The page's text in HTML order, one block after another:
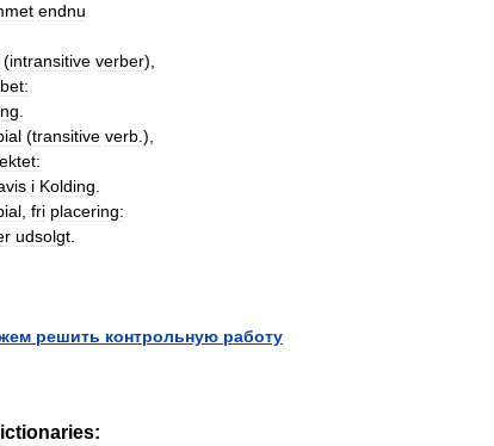
endnu
(intransitive verber),
(transitive verb .),
i Kolding
fri placering:
udsolgt
решить контрольную работу